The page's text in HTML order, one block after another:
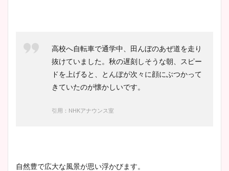
高校へ自転車で通学中、田んぼのあぜ道を走り
抜けていました。秋の遅刻しそうな朝、スピー
ドを上げると、とんぼが次々に顔にぶつかって
きていたのが懐かしいです。
引用：NHKアナウンス室
自然豊で広大な風景が思い浮かびます。